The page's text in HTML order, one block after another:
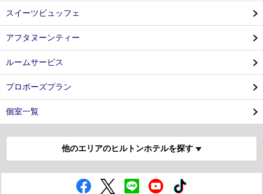
スイーツビュッフェ
アフタヌーンティー
ルームサービス
プロポーズプラン
個室一覧
他のエリアのヒルトンホテルを探す